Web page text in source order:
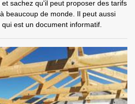
sachez qu'il peut proposer des tarifs
beaucoup de monde. Il peut aussi
est un document informatif.